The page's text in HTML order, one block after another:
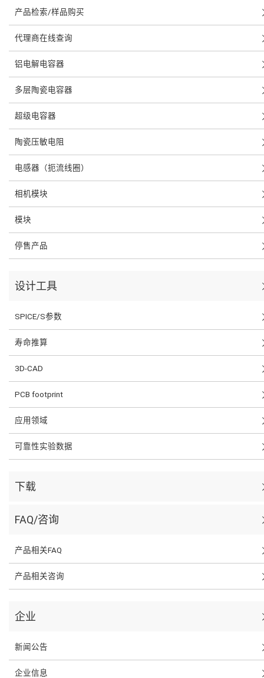
产品检索/样品购买
代理商在线查询
铝电解电容器
多层陶瓷电容器
超级电容器
陶瓷压敏电阻
电感器（扼流线圈）
相机模块
模块
停售产品
设计工具
SPICE/S参数
寿命推算
3D-CAD
PCB footprint
应用领域
可靠性实验数据
下载
FAQ/咨询
产品相关FAQ
产品相关咨询
企业
新闻公告
企业信息